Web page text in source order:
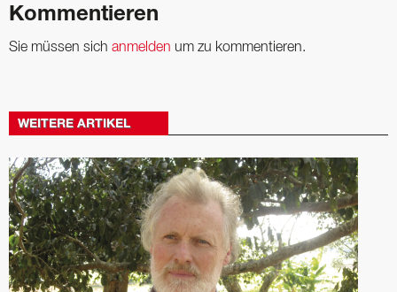
Kommentieren
Sie müssen sich anmelden um zu kommentieren.
WEITERE ARTIKEL